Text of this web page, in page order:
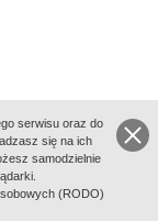
serwisu oraz do
się na ich
samodzielnie
(RODO)